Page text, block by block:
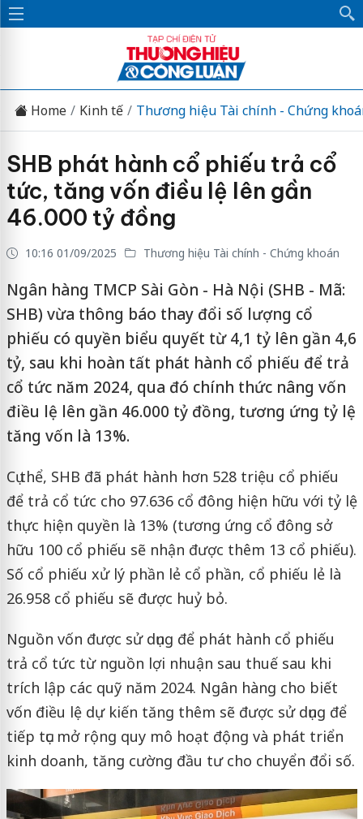
Home Kinh tế Thương hiệu Tài chính - Chứng
SHB phát hành cổ phiếu trả cổ
tức, tăng vốn điều lệ lên gần
46.000 tỷ đồng
10:16 01/09/2025 Thương hiệu Tài chính - Chứng khoán
Ngân hàng TMCP Sài Gòn - Hà Nội (SHB - Mã:
SHB) vừa thông báo thay đổi số lượng cổ
phiếu có quyền biểu quyết từ 4,1 tỷ lên gần 4,6
tỷ, sau khi hoàn tất phát hành cổ phiếu để trả
cổ tức năm 2024, qua đó chính thức nâng vốn
điều lệ lên gần 46.000 tỷ đồng, tương ứng tỷ lệ
tăng vốn là 13%.
Cụ thể, SHB đã phát hành hơn 528 triệu cổ phiếu
để trả cổ tức cho 97.636 cổ đông hiện hữu với tỷ lệ
thực hiện quyền là 13% (tương ứng cổ đông sở
hữu 100 cổ phiếu sẽ nhận được thêm 13 cổ phiếu).
Số cổ phiếu xử lý phần lẻ cổ phần, cổ phiếu lẻ là
26.958 cổ phiếu sẽ được huỷ bỏ.
Nguồn vốn được sử dụng để phát hành cổ phiếu
trả cổ tức từ nguồn lợi nhuận sau thuế sau khi
trích lập các quỹ năm 2024. Ngân hàng cho biết
vốn điều lệ dự kiến tăng thêm sẽ được sử dụng để
tiếp tục mở rộng quy mô hoạt động và phát triển
kinh doanh, tăng cường đầu tư cho chuyển đổi số.